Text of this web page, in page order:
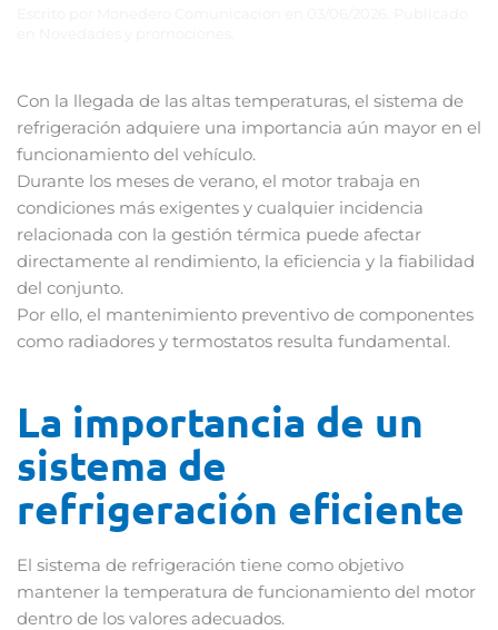
Con la llegada de las altas temperaturas, el sistema de
refrigeración adquiere una importancia aún mayor en el
funcionamiento del vehículo.
Durante los meses de verano, el motor trabaja en
condiciones más exigentes y cualquier incidencia
relacionada con la gestión térmica puede afectar
directamente al rendimiento, la eficiencia y la fiabilidad
del conjunto.
Por ello, el mantenimiento preventivo de componentes
como radiadores y termostatos resulta fundamental.
La importancia de un
sistema de
refrigeración eficiente
El sistema de refrigeración tiene como objetivo
mantener la temperatura de funcionamiento del motor
dentro de los valores adecuados.